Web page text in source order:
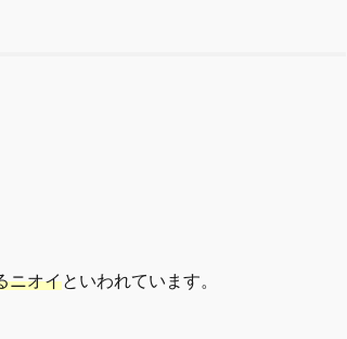
ニオイといわれています。